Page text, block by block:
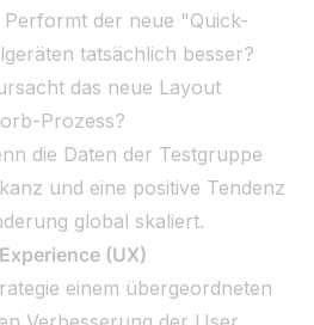
Performt der neue "Quick-
tatsächlich besser?
das neue Layout
Prozess?
die Daten der Testgruppe
und eine positive Tendenz
global skaliert.
(UX)
einem übergeordneten